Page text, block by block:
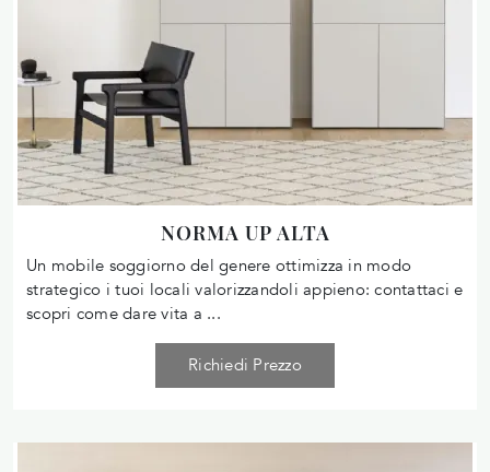
NORMA UP ALTA
Un mobile soggiorno del genere ottimizza in modo
strategico i tuoi locali valorizzandoli appieno: contattaci e
scopri come dare vita a ...
Richiedi Prezzo